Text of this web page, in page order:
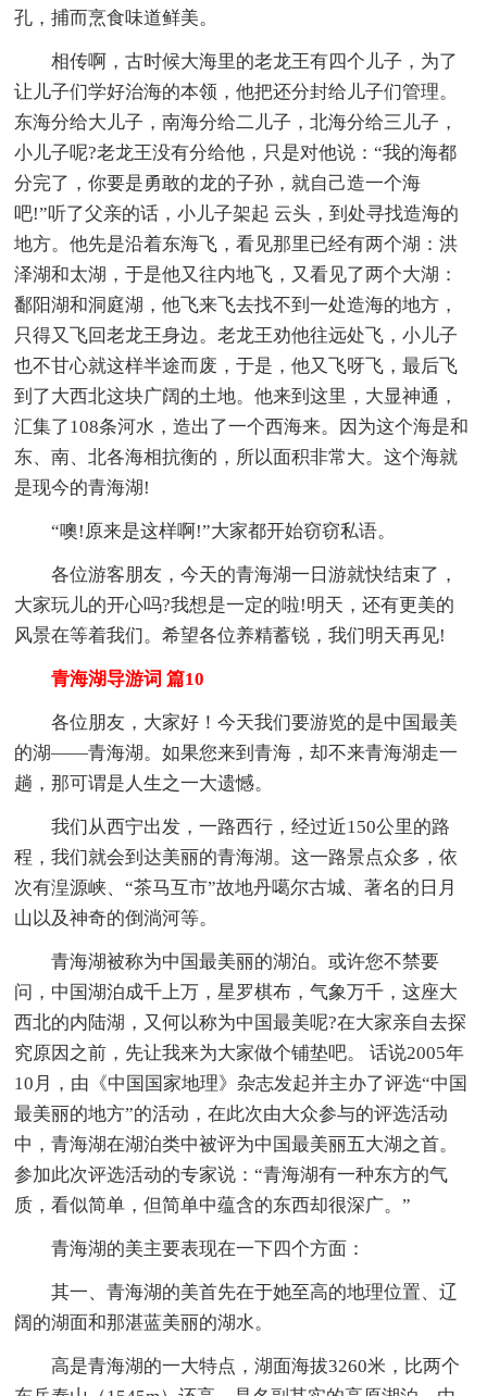
孔，捕而烹食味道鲜美。
相传啊，古时候大海里的老龙王有四个儿子，为了
让儿子们学好治海的本领，他把还分封给儿子们管理。
东海分给大儿子，南海分给二儿子，北海分给三儿子，
小儿子呢?老龙王没有分给他，只是对他说：“我的海都
分完了，你要是勇敢的龙的子孙，就自己造一个海
吧!”听了父亲的话，小儿子架起 云头，到处寻找造海的
地方。他先是沿着东海飞，看见那里已经有两个湖：洪
泽湖和太湖，于是他又往内地飞，又看见了两个大湖：
鄱阳湖和洞庭湖，他飞来飞去找不到一处造海的地方，
只得又飞回老龙王身边。老龙王劝他往远处飞，小儿子
也不甘心就这样半途而废，于是，他又飞呀飞，最后飞
到了大西北这块广阔的土地。他来到这里，大显神通，
汇集了108条河水，造出了一个西海来。因为这个海是和
东、南、北各海相抗衡的，所以面积非常大。这个海就
是现今的青海湖!
“噢!原来是这样啊!”大家都开始窃窃私语。
各位游客朋友，今天的青海湖一日游就快结束了，
大家玩儿的开心吗?我想是一定的啦!明天，还有更美的
风景在等着我们。希望各位养精蓄锐，我们明天再见!
青海湖导游词 篇10
各位朋友，大家好！今天我们要游览的是中国最美
的湖——青海湖。如果您来到青海，却不来青海湖走一
趟，那可谓是人生之一大遗憾。
我们从西宁出发，一路西行，经过近150公里的路
程，我们就会到达美丽的青海湖。这一路景点众多，依
次有湟源峡、“茶马互市”故地丹噶尔古城、著名的日月
山以及神奇的倒淌河等。
青海湖被称为中国最美丽的湖泊。或许您不禁要
问，中国湖泊成千上万，星罗棋布，气象万千，这座大
西北的内陆湖，又何以称为中国最美呢?在大家亲自去探
究原因之前，先让我来为大家做个铺垫吧。 话说2005年
10月，由《中国国家地理》杂志发起并主办了评选“中国
最美丽的地方”的活动，在此次由大众参与的评选活动
中，青海湖在湖泊类中被评为中国最美丽五大湖之首。
参加此次评选活动的专家说：“青海湖有一种东方的气
质，看似简单，但简单中蕴含的东西却很深广。”
青海湖的美主要表现在一下四个方面：
其一、青海湖的美首先在于她至高的地理位置、辽
阔的湖面和那湛蓝美丽的湖水。
高是青海湖的一大特点，湖面海拔3260米，比两个